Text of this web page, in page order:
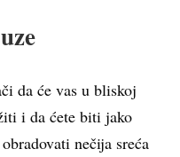
da će vas u bliskoj
i da ćete biti jako
nečija sreća